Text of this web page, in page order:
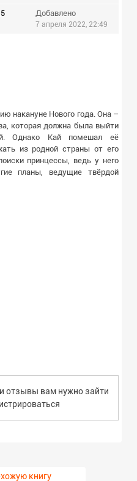
Добавлено
7 апреля 2022, 22:49
накануне Нового года. Она –
которая должна была выйти
Однако Кай помешал её
из родной страны от его
принцессы, ведь у него
планы, ведущие твёрдой
отзывы вам нужно зайти
книгу